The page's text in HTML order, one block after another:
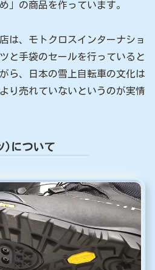
」の商品を作っています。
は、モトクロスインターナショ
と手袋のセールを行っていると
ら、日本の雪上自転車の文化は
り売れていないというのが実情
)について